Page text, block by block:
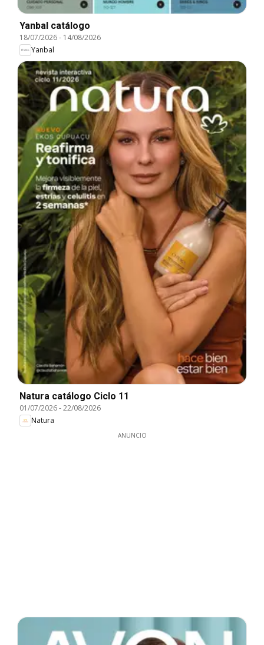
Yanbal catálogo
18/07/2026- 14/08/2026
Yanbal
Natura catálogo Ciclo 11
01/07/2026-22/08/2026
Natura
ANUNCIO